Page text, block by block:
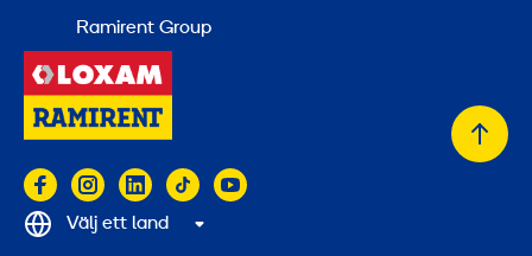
Ramirent Group
Välj ett land